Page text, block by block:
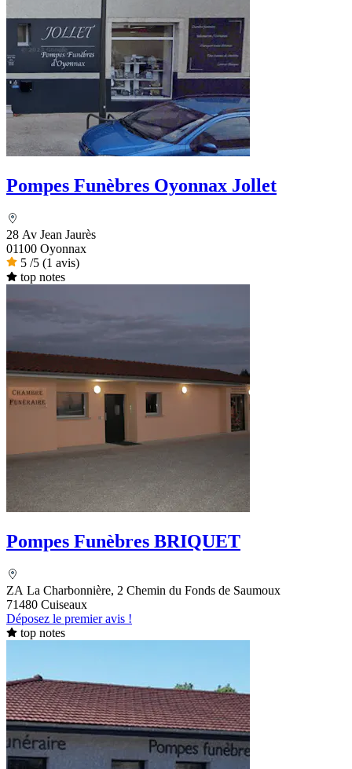
Pompes Funèbres Oyonnax Jollet
28 Av Jean Jaurès
01100 Oyonnax
5 /5 (1 avis)
top notes
Pompes Funèbres BRIQUET
ZA La Charbonnière, 2 Chemin du Fonds de Saumoux
71480 Cuiseaux
Déposez le premier avis !
top notes